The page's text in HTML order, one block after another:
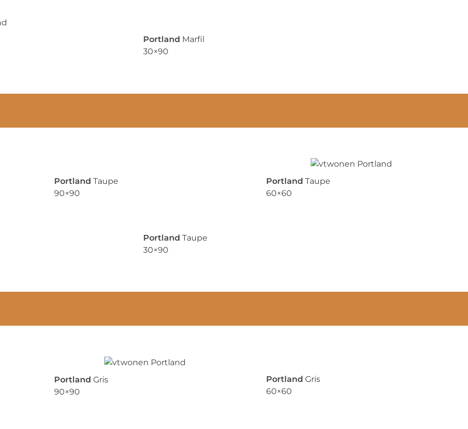
Portland Marfil
30×90
Portland Taupe
90×90
Portland Taupe
60×60
Portland Taupe
30×90
Portland Gris
90×90
Portland Gris
60×60